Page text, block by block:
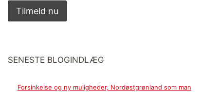
SENESTE BLOGINDLÆG
Forsinkelse og ny muligheder, Nordøstgrønland som man